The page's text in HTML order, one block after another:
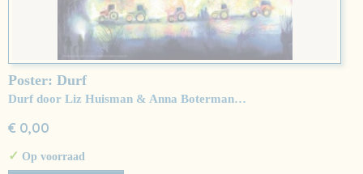
Poster: Durf
Durf door Liz Huisman & Anna Boterman…
€ 0,00
✓ Op voorraad